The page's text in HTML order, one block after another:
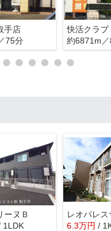
手店
75分
快活クラ
約6871m
ーヌＢ
1LDK 6.3万円 /